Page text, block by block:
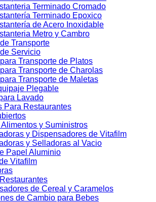
Terminado Cromado
Terminado Epoxico
de Acero Inoxidable
Metro y Cambro
Transporte
Servicio
Transporte de Platos
Transporte de Charolas
Transporte de Maletas
Plegable
Lavado
Para Restaurantes
y Suministros
y Dispensadores de Vitafilm
y Selladoras al Vacio
Papel Aluminio
Vitafilm
de Cereal y Caramelos
de Cambio para Bebes